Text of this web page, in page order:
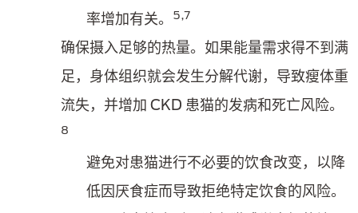
率增加有关。
5,7
确保摄入足够的热量。如果能量需求得不到满
足，身体组织就会发生分解代谢，导致瘦体重
流失，并增加 CKD 患猫的发病和死亡风险。
8
避免对患猫进行不必要的饮食改变，以降
低因厌食症而导致拒绝特定饮食的风险。